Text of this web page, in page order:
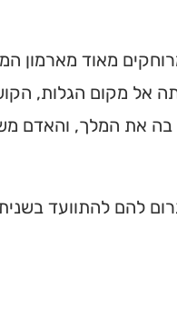
מאוד מארמון
אל מקום הגלות,
בה את המלך, והאדם
להם להתוועד